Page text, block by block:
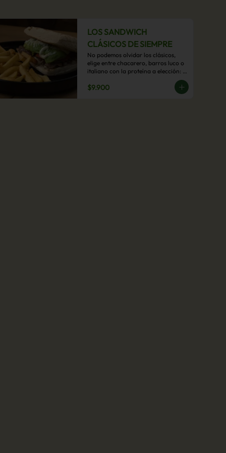
LOS SANDWICH
CLÁSICOS DE SIEMPRE
No podemos olvidar los clásicos,
elige entre chacarero, barros luco o
italiano con la proteína a elección:
mechada, pollo o hamburguesa con
acompañamiento de papas fritas.
$9.900